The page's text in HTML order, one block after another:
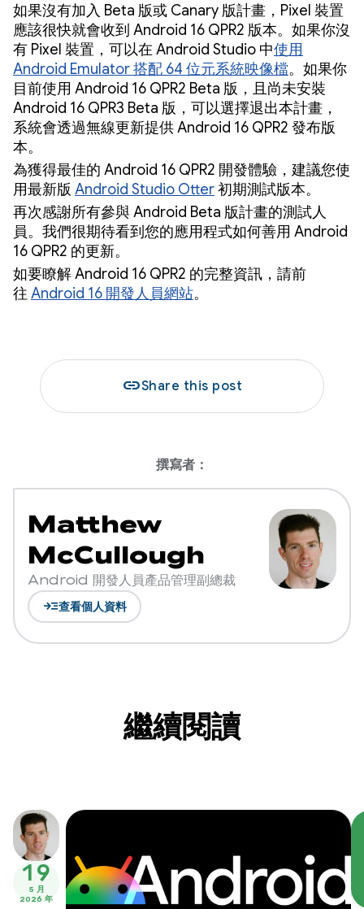
如果沒有加入 Beta 版或 Canary 版計畫，Pixel 裝置
應該很快就會收到 Android 16 QPR2 版本。如果你沒
有 Pixel 裝置，可以在 Android Studio 中使用
Android Emulator 搭配 64 位元系統映像檔。如果你
目前使用 Android 16 QPR2 Beta 版，且尚未安裝
Android 16 QPR3 Beta 版，可以選擇退出本計畫，
系統會透過無線更新提供 Android 16 QPR2 發布版
本。
為獲得最佳的 Android 16 QPR2 開發體驗，建議您使
用最新版 Android Studio Otter初期測試版本。
再次感謝所有參與 Android Beta 版計畫的測試人
員。我們很期待看到您的應用程式如何善用 Android
16 QPR2 的更新。
如要瞭解 Android 16 QPR2 的完整資訊，請前
往 Android 16 開發人員網站。
linkShare this post
撰寫者：
Matthew
McCullough
Android 開發人員產品管理副總裁
read_more查看個人資料
繼續閱讀
19
5 月
2026 年